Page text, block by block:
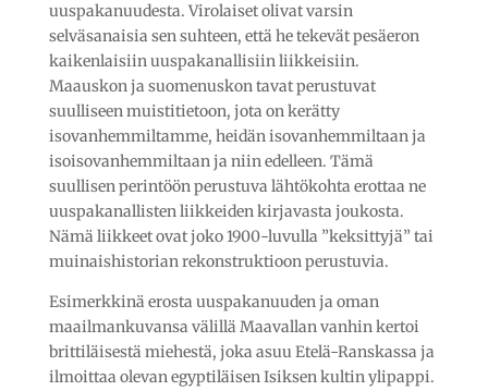
uuspakanuudesta. Virolaiset olivat varsin
selväsanaisia sen suhteen, että he tekevät pesäeron
kaikenlaisiin uuspakanallisiin liikkeisiin.
Maauskon ja suomenuskon tavat perustuvat
suulliseen muistitietoon, jota on kerätty
isovanhemmiltamme, heidän isovanhemmiltaan ja
isoisovanhemmiltaan ja niin edelleen. Tämä
suullisen perintöön perustuva lähtökohta erottaa ne
uuspakanallisten liikkeiden kirjavasta joukosta.
Nämä liikkeet ovat joko 1900-luvulla ”keksittyjä” tai
muinaishistorian rekonstruktioon perustuvia.
Esimerkkinä erosta uuspakanuuden ja oman
maailmankuvansa välillä Maavallan vanhin kertoi
brittiläisestä miehestä, joka asuu Etelä-Ranskassa ja
ilmoittaa olevan egyptiläisen Isiksen kultin ylipappi.